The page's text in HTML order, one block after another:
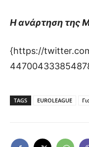
Η ανάρτηση της
{https://
TAGS EUROLEAGUE